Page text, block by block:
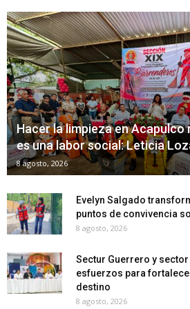
Hacer la limpieza en Acapulco
es una labor social: Leticia
8 agosto, 2026
Evelyn Salgado
puntos de convivencia
8 agosto, 2026
Sectur Guerrero y
esfuerzos para
destino
8 agosto, 2026